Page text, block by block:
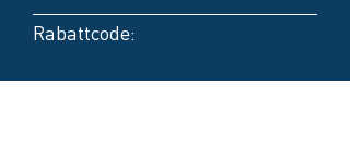
Rabattcode: